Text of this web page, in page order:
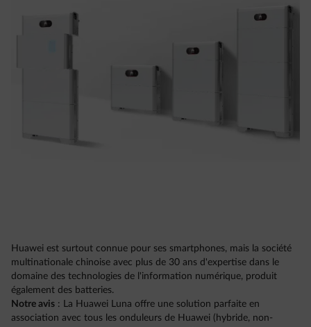
Huawei est surtout connue pour ses smartphones, mais la société
multinationale chinoise avec plus de 30 ans d'expertise dans le
domaine des technologies de l'information numérique, produit
également des batteries.
Notre avis : La Huawei Luna offre une solution parfaite en
association avec tous les onduleurs de Huawei (hybride, non-